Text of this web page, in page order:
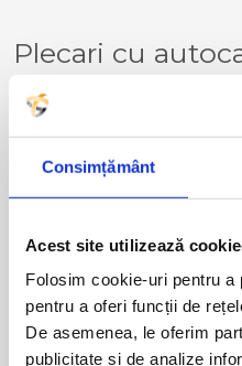
Consimțământ
Acest site utilizează
Folosim cookie-uri pentru
pentru a oferi funcții de
De asemenea, le oferim
publicitate și de analize
Plecari cu
HUMORULUI -
urmatoarele
LINZ
Curse din
AUSTRIA: